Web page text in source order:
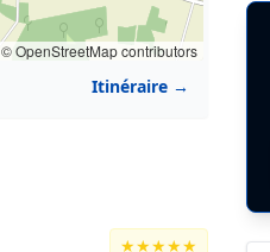
© OpenStreetMap contributors
Itinéraire →
★★★★★